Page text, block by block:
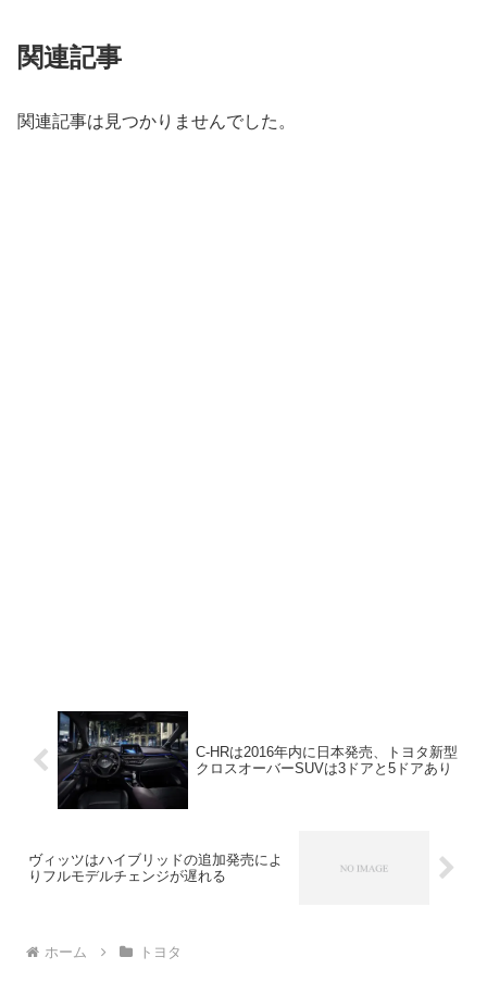
関連記事
関連記事は見つかりませんでした。
C-HRは2016年内に日本発売、トヨタ新型
クロスオーバーSUVは3ドアと5ドアあり
ヴィッツはハイブリッドの追加発売によ
りフルモデルチェンジが遅れる
ホーム トヨタ